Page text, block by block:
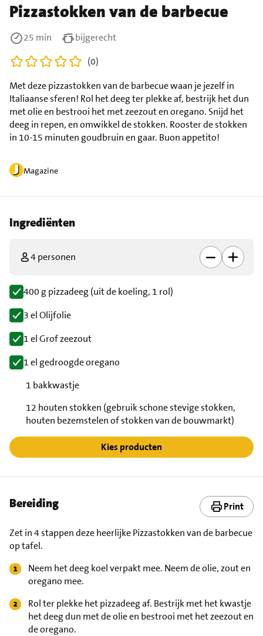
Pizzastokken van de barbecue
Magazine
Met deze pizzastokken van de barbecue waan je jezelf in
Italiaanse sferen! Rol het deeg ter plekke af, bestrijk het dun
met olie en bestrooi het met zeezout en oregano. Snijd het
deeg in repen, en omwikkel de stokken. Rooster de stokken
in 10-15 minuten goudbruin en gaar. Buon appetito!
25 min
bijgerecht
(0)
Ingrediënten
4 personen
400 g pizzadeeg (uit de koeling, 1 rol)
3 el Olijfolie
1 el Grof zeezout
1 el gedroogde oregano
1 bakkwastje
12 houten stokken (gebruik schone stevige stokken,
houten bezemstelen of stokken van de bouwmarkt)
Kies producten
Bereiding Print
Zet in 4 stappen deze heerlijke Pizzastokken van de barbecue
op tafel.
Neem het deeg koel verpakt mee. Neem de olie, zout en
oregano mee.
Rol ter plekke het pizzadeeg af. Bestrijk met het kwastje
het deeg dun met de olie en bestrooi met het zeezout en
de oregano.